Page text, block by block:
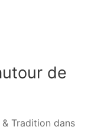
de
Tradition dans